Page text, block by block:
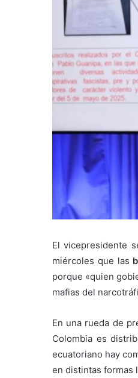
El vicepresidente
miércoles que las
porque «quien
mafias del
En una rueda de
Colombia es
ecuatoriano hay
en distintas formas